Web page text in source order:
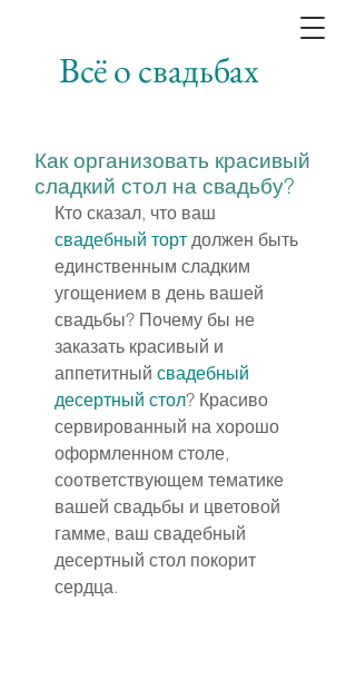
Всё о свадьбах
Как организовать красивый
сладкий стол на свадьбу?
Кто сказал, что ваш
свадебный торт должен быть
единственным сладким
угощением в день вашей
свадьбы? Почему бы не
заказать красивый и
аппетитный свадебный
десертный стол? Красиво
сервированный на хорошо
оформленном столе,
соответствующем тематике
вашей свадьбы и цветовой
гамме, ваш свадебный
десертный стол покорит
сердца.